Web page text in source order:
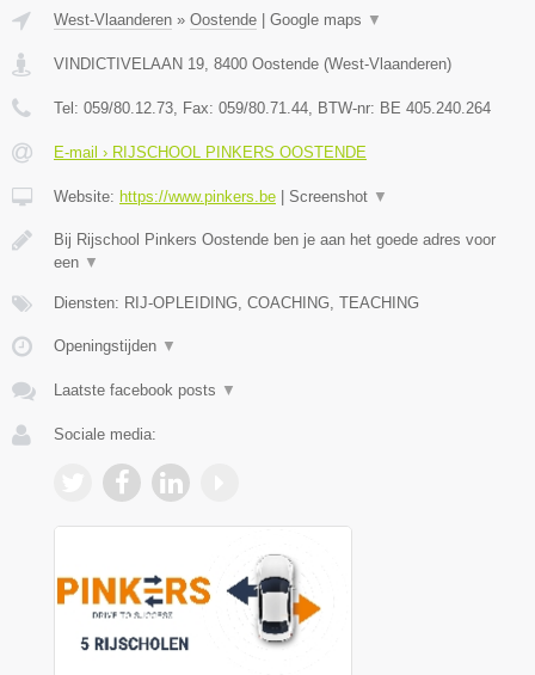
West-Vlaanderen » Oostende Google maps ▼
VINDICTIVELAAN 19, 8400 Oostende (West-Vlaanderen)
Tel: 059/80.12.73, Fax: 059/80.71.44, BTW-nr: BE 405.240.264
E-mail › RIJSCHOOL PINKERS OOSTENDE
Website: https://www.pinkers.be Screenshot ▼
Bij Rijschool Pinkers Oostende ben je aan het goede adres voor
een ▼
Diensten: RIJ-OPLEIDING, COACHING, TEACHING
Openingstijden ▼
Laatste facebook posts ▼
Sociale media: